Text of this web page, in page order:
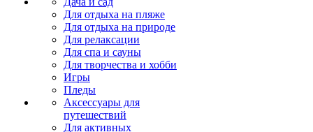
Для отдыха на пляже
Для отдыха на природе
Для релаксации
Для спа и сауны
Для творчества и хобби
Игры
Пледы
Аксессуары для
путешествий
Для активных